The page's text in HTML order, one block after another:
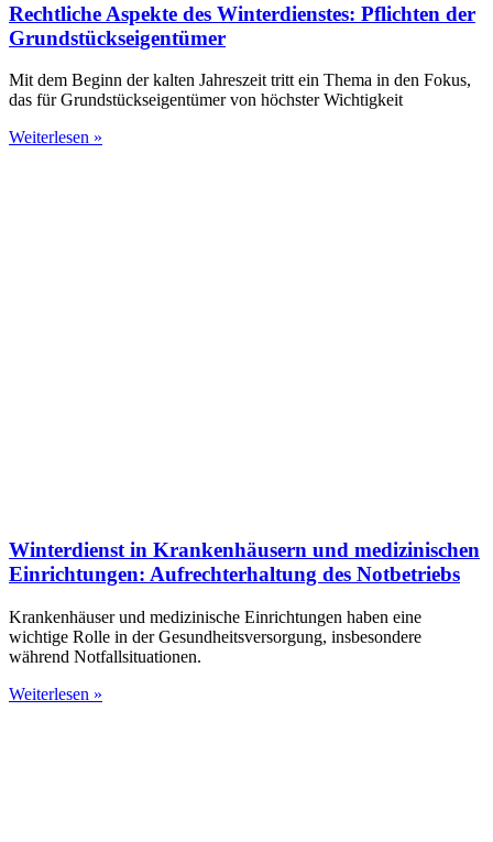
Rechtliche Aspekte des Winterdienstes: Pflichten der
Grundstückseigentümer
Mit dem Beginn der kalten Jahreszeit tritt ein Thema in den Fokus,
das für Grundstückseigentümer von höchster Wichtigkeit
Weiterlesen »
Winterdienst in Krankenhäusern und medizinischen
Einrichtungen: Aufrechterhaltung des Notbetriebs
Krankenhäuser und medizinische Einrichtungen haben eine
wichtige Rolle in der Gesundheitsversorgung, insbesondere
während Notfallsituationen.
Weiterlesen »